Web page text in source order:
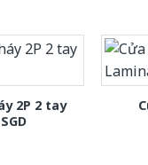
2P 2 tay